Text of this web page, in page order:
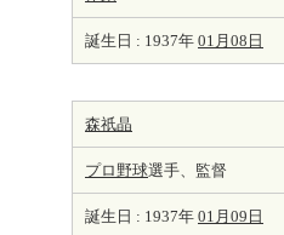
誕生日 : 1937年 01月08日
森祇晶
プロ野球選手、監督
誕生日 : 1937年 01月09日